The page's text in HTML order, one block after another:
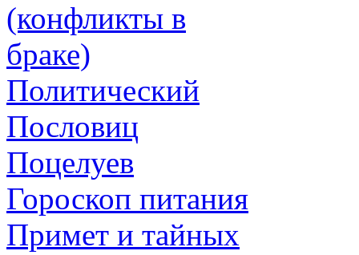
(конфликты в
браке)
Политический
Пословиц
Поцелуев
Гороскоп питания
Примет и тайных